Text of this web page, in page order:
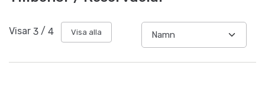
Visar 3 / 4 Visa alla